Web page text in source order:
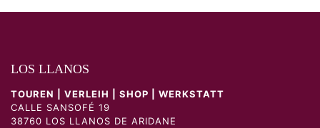
LOS LLANOS
TOUREN | VERLEIH | SHOP | WERKSTATT
CALLE SANSOFÉ 19
38760 LOS LLANOS DE ARIDANE